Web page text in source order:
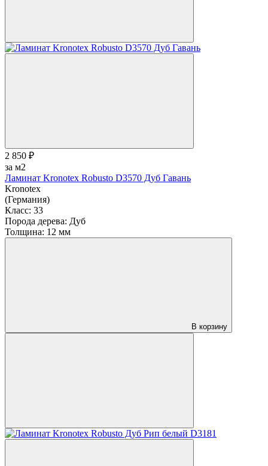
2 850 ₽
за м2
Ламинат Kronotex Robusto D3570 Дуб Гавань
Kronotex
(Германия)
Класс: 33
Порода дерева: Дуб
Толщина: 12 мм
В корзину